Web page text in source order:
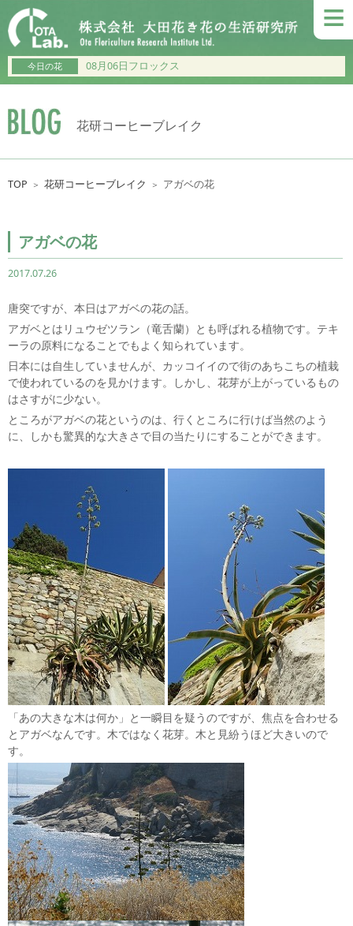
≡
今日の花 08月06日フロックス
花研コーヒーブレイク
TOP ＞ 花研コーヒーブレイク ＞ アガベの花
アガベの花
2017.07.26
唐突ですが、本日はアガベの花の話。
アガベとはリュウゼツラン（竜舌蘭）とも呼ばれる植物です。テキ
ーラの原料になることでもよく知られています。
日本には自生していませんが、カッコイイので街のあちこちの植栽
で使われているのを見かけます。しかし、花芽が上がっているもの
はさすがに少ない。
ところがアガベの花というのは、行くところに行けば当然のよう
に、しかも驚異的な大きさで目の当たりにすることができます。
「あの大きな木は何か」と一瞬目を疑うのですが、焦点を合わせる
とアガベなんです。木ではなく花芽。木と見紛うほど大きいので
す。